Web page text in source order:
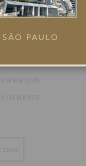
o espaço
de
com
na pureza
CENA
SÃO PAULO